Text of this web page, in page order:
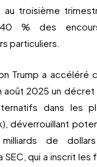
au troisième
% des
particuliers.
Trump a accéléré
août 2025 un décret
dans les
déverrouillant
de
SEC, qui a inscrit